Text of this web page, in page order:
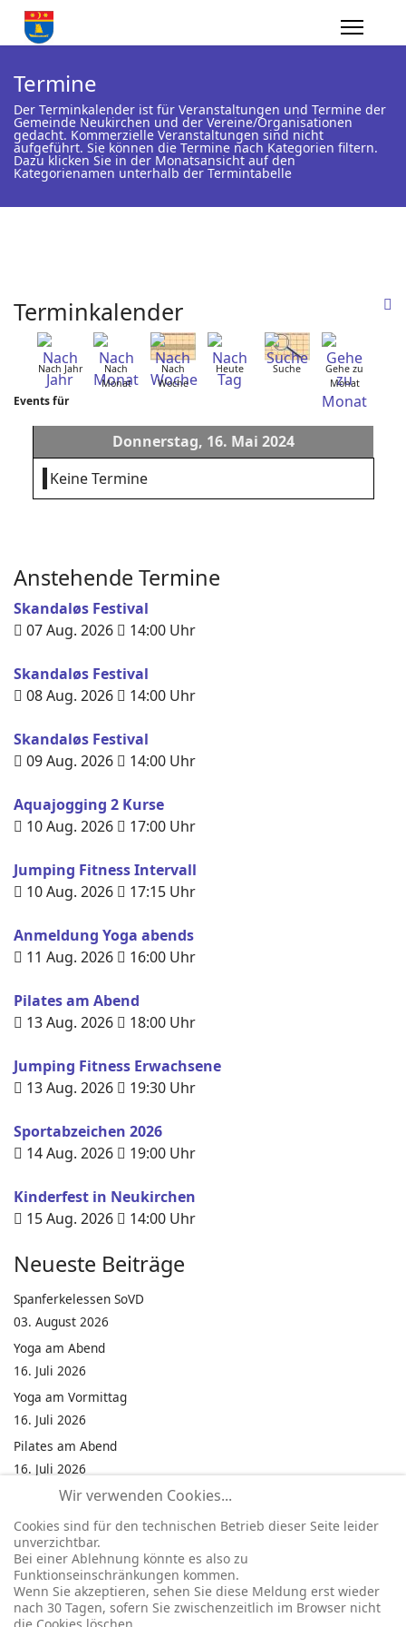
Termine
Der Terminkalender ist für Veranstaltungen und Termine der
Gemeinde Neukirchen und der Vereine/Organisationen
gedacht. Kommerzielle Veranstaltungen sind nicht
aufgeführt. Sie können die Termine nach Kategorien filtern.
Dazu klicken Sie in der Monatsansicht auf den
Kategorienamen unterhalb der Termintabelle
Terminkalender
Nach Jahr
Nach
Monat
Nach
Woche
Heute Suche
Gehe zu
Monat
Events für
Donnerstag, 16. Mai 2024
Keine Termine
Anstehende Termine
Skandaløs Festival
07 Aug. 2026
14:00 Uhr
Skandaløs Festival
08 Aug. 2026
14:00 Uhr
Skandaløs Festival
09 Aug. 2026
14:00 Uhr
Aquajogging 2 Kurse
10 Aug. 2026
17:00 Uhr
Jumping Fitness Intervall
10 Aug. 2026
17:15 Uhr
Anmeldung Yoga abends
11 Aug. 2026
16:00 Uhr
Pilates am Abend
13 Aug. 2026
18:00 Uhr
Jumping Fitness Erwachsene
13 Aug. 2026
19:30 Uhr
Sportabzeichen 2026
14 Aug. 2026
19:00 Uhr
Kinderfest in Neukirchen
15 Aug. 2026
14:00 Uhr
Neueste Beiträge
Spanferkelessen SoVD
03. August 2026
Yoga am Abend
16. Juli 2026
Yoga am Vormittag
16. Juli 2026
Pilates am Abend
16. Juli 2026
Jumping Fitness Intervall
16. Juli 2026
Jumping Fitness Erwachsene
16. Juli 2026
Kinderfest in Neukirchen
16. Juli 2026
Wir verwenden Cookies...
Cookies sind für den technischen Betrieb dieser Seite leider
unverzichtbar.
Bei einer Ablehnung könnte es also zu
Funktionseinschränkungen kommen.
Wenn Sie akzeptieren, sehen Sie diese Meldung erst wieder
nach 30 Tagen, sofern Sie zwischenzeitlich im Browser nicht